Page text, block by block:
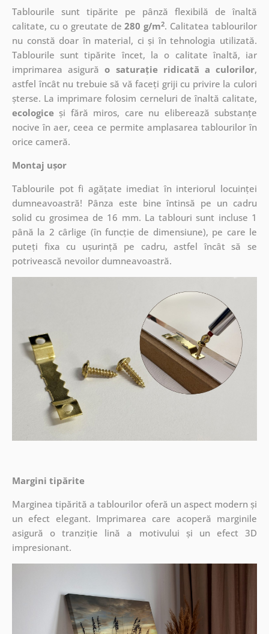
Tablourile sunt tipărite pe pânză flexibilă de înaltă
calitate, cu o greutate de280 g/m2. Calitatea tablourilor
nu constă doar în material, ci și în tehnologia utilizată.
Tablourile sunt tipărite încet, la o calitate înaltă, iar
imprimarea asigurăo saturație ridicată a culorilor,
astfel încât nu trebuie să vă faceți griji cu privire la culori
șterse. La imprimare folosim cerneluri de înaltă calitate,
ecologiceși fără miros, care nu eliberează substanțe
nocive în aer, ceea ce permite amplasarea tablourilor în
orice cameră.
Montaj ușor
Tablourile pot fi agățate imediat în interiorul locuinței
dumneavoastră! Pânza este bine întinsă pe un cadru
solid cu grosimea de 16 mm. La tablouri sunt incluse 1
până la 2 cârlige (în funcție de dimensiune), pe care le
puteți fixa cu ușurință pe cadru, astfel încât să se
potrivească nevoilor dumneavoastră.
Margini tipărite
Marginea tipărită a tablourilor oferă un aspect modern și
un efect elegant. Imprimarea care acoperă marginile
asigură o tranziție lină a motivului și un efect 3D
impresionant.